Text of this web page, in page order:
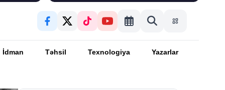
İdman Təhsil Texnologiya Yazarlar